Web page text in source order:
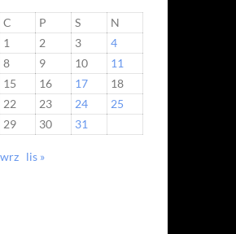
C P S
N
1
2 3
4
8 9 10
11
15 16 17
18
22 23 24
25
29 30 31
wrz lis »